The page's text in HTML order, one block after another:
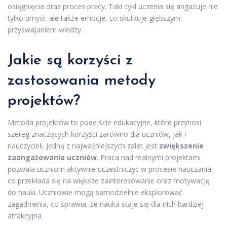
osiągnięcia oraz proces pracy. Taki cykl uczenia się angażuje nie
tylko umysł, ale także emocje, co skutkuje głębszym
przyswajaniem wiedzy.
Jakie są korzyści z
zastosowania metody
projektów?
Metoda projektów to podejście edukacyjne, które przynosi
szereg znaczących korzyści zarówno dla uczniów, jak i
nauczycieli. Jedną z najważniejszych zalet jest zwiększenie
zaangażowania uczniów. Praca nad realnymi projektami
pozwala uczniom aktywnie uczestniczyć w procesie nauczania,
co przekłada się na większe zainteresowanie oraz motywację
do nauki. Uczniowie mogą samodzielnie eksplorować
zagadnienia, co sprawia, że nauka staje się dla nich bardziej
atrakcyjna.